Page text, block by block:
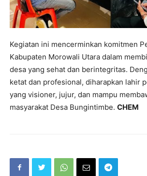
Kegiatan ini mencerminkan komitmen
Kabupaten Morowali Utara dalam
desa yang sehat dan berintegritas.
ketat dan profesional, diharapkan lahir
yang visioner, jujur, dan mampu
masyarakat Desa Bungintimbe. CHEM